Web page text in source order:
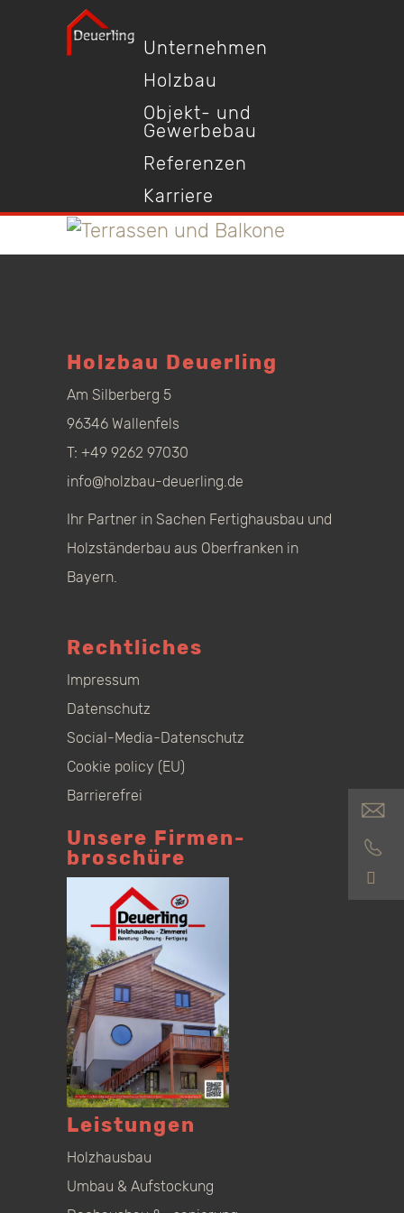
Unternehmen
Holzbau
Objekt- und
Gewerbebau
Referenzen
Karriere
Holzbau Deuerling
Am Silberberg 5
96346 Wallenfels
T: +49 9262 97030
info@holzbau-deuerling.de
Ihr Partner in Sachen Fertighausbau und
Holzständerbau aus Oberfranken in
Bayern.
Rechtliches
Impressum
Datenschutz
Social-Media-Datenschutz
Cookie policy (EU)
Barrierefrei
Unsere Firmen­
broschüre
Leistungen
Holzhausbau
Umbau & Aufstockung